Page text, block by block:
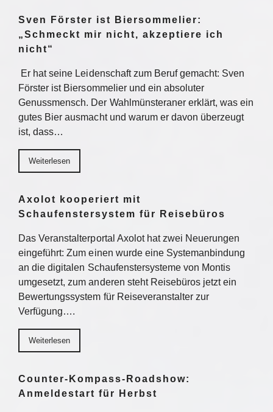
Sven Förster ist Biersommelier:
„Schmeckt mir nicht, akzeptiere ich
nicht“
Er hat seine Leidenschaft zum Beruf gemacht: Sven
Förster ist Biersommelier und ein absoluter
Genussmensch. Der Wahlmünsteraner erklärt, was ein
gutes Bier ausmacht und warum er davon überzeugt
ist, dass…
Weiterlesen
Axolot kooperiert mit
Schaufenstersystem für Reisebüros
Das Veranstalterportal Axolot hat zwei Neuerungen
eingeführt: Zum einen wurde eine Systemanbindung
an die digitalen Schaufenstersysteme von Montis
umgesetzt, zum anderen steht Reisebüros jetzt ein
Bewertungssystem für Reiseveranstalter zur
Verfügung….
Weiterlesen
Counter-Kompass-Roadshow:
Anmeldestart für Herbst